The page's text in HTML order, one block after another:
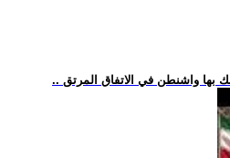
بها واشنطن في الاتفاق المرتق